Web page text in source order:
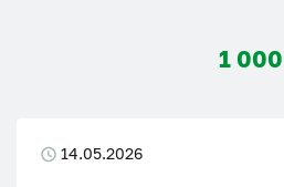
14.05.2026